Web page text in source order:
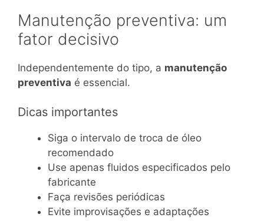
Manutenção preventiva: um
fator decisivo
Independentemente do tipo, a manutenção
preventiva é essencial.
Dicas importantes
Siga o intervalo de troca de óleo
recomendado
Use apenas fluidos especificados pelo
fabricante
Faça revisões periódicas
Evite improvisações e adaptações